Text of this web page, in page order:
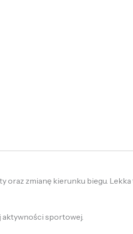
zmianę kierunku biegu.
aktywności sportowej.